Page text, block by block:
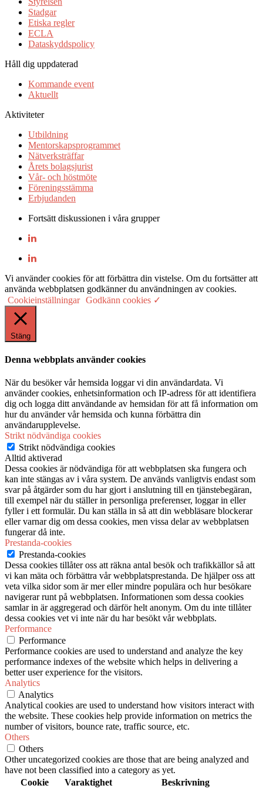
Stadgar
Etiska regler
ECLA
Dataskyddspolicy
Håll dig uppdaterad
Kommande event
Aktuellt
Aktiviteter
Utbildning
Mentorskapsprogrammet
Nätverksträffar
Årets bolagsjurist
Vår- och höstmöte
Föreningsstämma
Erbjudanden
Fortsätt diskussionen i våra grupper
Vi använder cookies för att förbättra din vistelse. Om du fortsätter att
använda webbplatsen godkänner du användningen av cookies.
Cookieinställningar Godkänn cookies ✓
Stäng
Denna webbplats använder cookies
När du besöker vår hemsida loggar vi din användardata. Vi
använder cookies, enhetsinformation och IP-adress för att identifiera
dig och logga ditt användande av hemsidan för att få information om
hur du använder vår hemsida och kunna förbättra din
användarupplevelse.
Strikt nödvändiga cookies
Strikt nödvändiga cookies
Alltid aktiverad
Dessa cookies är nödvändiga för att webbplatsen ska fungera och
kan inte stängas av i våra system. De används vanligtvis endast som
svar på åtgärder som du har gjort i anslutning till en tjänstebegäran,
till exempel när du ställer in personliga preferenser, loggar in eller
fyller i ett formulär. Du kan ställa in så att din webbläsare blockerar
eller varnar dig om dessa cookies, men vissa delar av webbplatsen
fungerar då inte.
Prestanda-cookies
Prestanda-cookies
Dessa cookies tillåter oss att räkna antal besök och trafikkällor så att
vi kan mäta och förbättra vår webbplatsprestanda. De hjälper oss att
veta vilka sidor som är mer eller mindre populära och hur besökare
navigerar runt på webbplatsen. Informationen som dessa cookies
samlar in är aggregerad och därför helt anonym. Om du inte tillåter
dessa cookies vet vi inte när du har besökt vår webbplats.
Performance
Performance
Performance cookies are used to understand and analyze the key
performance indexes of the website which helps in delivering a
better user experience for the visitors.
Analytics
Analytics
Analytical cookies are used to understand how visitors interact with
the website. These cookies help provide information on metrics the
number of visitors, bounce rate, traffic source, etc.
Others
Others
Other uncategorized cookies are those that are being analyzed and
have not been classified into a category as yet.
Cookie
Varaktighet
Beskrivning